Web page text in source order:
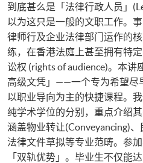
到底甚么是「法律行政人员」
以为这只是一般的文职工作。
律师行及企业法律部门运作的
练，在香港法庭上甚至拥有特
讼权 (rights of audience)。本
高级文凭」——一个专为希望尽
以职业导向为主的快捷课程。
纯学术学位的分别，重点介绍
涵盖物业转让(Conveyancing)
法律文件草拟等专业范畴。参
「双轨优势」。毕业生不仅能